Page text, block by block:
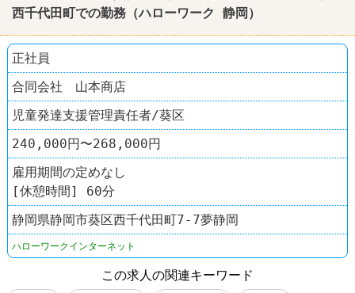
西千代田町での勤務（ハローワーク 静岡 ）
正社員
合同会社 山本商店
児童発達支援管理責任者/葵区
240,000円〜268,000円
雇用期間の定めなし
[休憩時間] 60分
静岡県静岡市葵区西千代田町7-7夢静岡
ハローワークインターネット
この求人の関連キーワード